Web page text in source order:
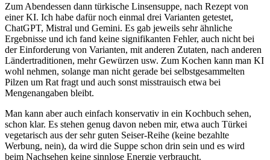
Zum Abendessen dann türkische Linsensuppe, nach Rezept von
einer KI. Ich habe dafür noch einmal drei Varianten getestet,
ChatGPT, Mistral und Gemini. Es gab jeweils sehr ähnliche
Ergebnisse und ich fand keine signifikanten Fehler, auch nicht bei
der Einforderung von Varianten, mit anderen Zutaten, nach anderen
Ländertraditionen, mehr Gewürzen usw. Zum Kochen kann man KI
wohl nehmen, solange man nicht gerade bei selbstgesammelten
Pilzen um Rat fragt und auch sonst misstrauisch etwa bei
Mengenangaben bleibt.
Man kann aber auch einfach konservativ in ein Kochbuch sehen,
schon klar. Es stehen genug davon neben mir, etwa auch Türkei
vegetarisch aus der sehr guten Seiser-Reihe (keine bezahlte
Werbung, nein), da wird die Suppe schon drin sein und es wird
beim Nachsehen keine sinnlose Energie verbraucht.